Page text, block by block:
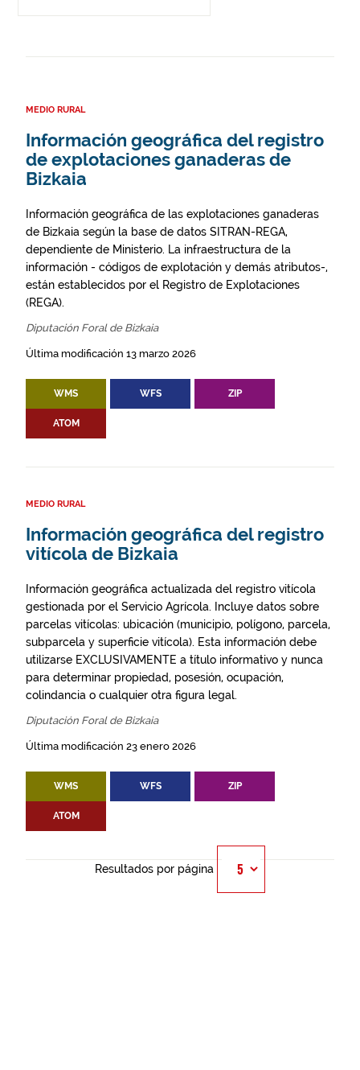
MEDIO RURAL
Información geográfica del registro
de explotaciones ganaderas de
Bizkaia
Información geográfica de las explotaciones ganaderas
de Bizkaia según la base de datos SITRAN-REGA,
dependiente de Ministerio. La infraestructura de la
información - códigos de explotación y demás atributos-,
están establecidos por el Registro de Explotaciones
(REGA).
Diputación Foral de Bizkaia
Última modificación 13 marzo 2026
WMS WFS ZIP
ATOM
MEDIO RURAL
Información geográfica del registro
vitícola de Bizkaia
Información geográfica actualizada del registro vitícola
gestionada por el Servicio Agrícola. Incluye datos sobre
parcelas vitícolas: ubicación (municipio, polígono, parcela,
subparcela y superficie vitícola). Esta información debe
utilizarse EXCLUSIVAMENTE a título informativo y nunca
para determinar propiedad, posesión, ocupación,
colindancia o cualquier otra figura legal.
Diputación Foral de Bizkaia
Última modificación 23 enero 2026
WMS WFS ZIP
ATOM
Resultados por página